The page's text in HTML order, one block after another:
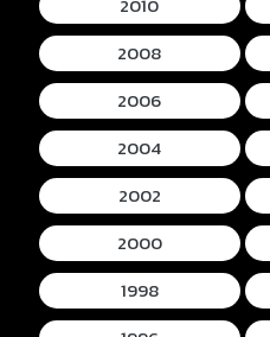
2008
2006
2004
2002
2000
1998